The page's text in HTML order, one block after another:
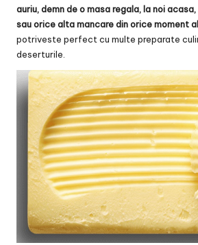
auriu, demn de o masa regala, la noi
sau orice alta mancare din orice moment
potriveste perfect cu multe preparate
deserturile.